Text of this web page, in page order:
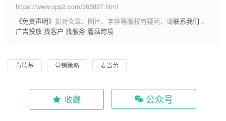
https://www.opp2.com/365857.html
《免责声明》 如对文章、图片、字体等版权有疑问，请联系我们 。
广告投放 找客户 找服务 蘑菇跨境
肯德基 营销策略 麦当劳
收藏 公众号